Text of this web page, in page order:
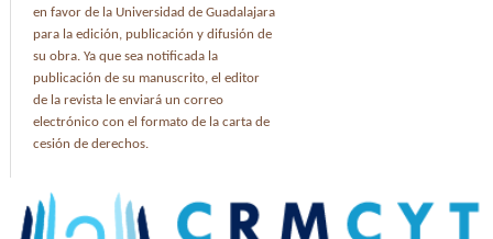
en favor de la Universidad de Guadalajara
para la edición, publicación y difusión de
su obra. Ya que sea notificada la
publicación de su manuscrito, el editor
de la revista le enviará un correo
electrónico con el formato de la carta de
cesión de derechos.